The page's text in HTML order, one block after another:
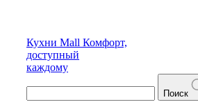
Кухни Mall Комфорт,
доступный
каждому
Поиск